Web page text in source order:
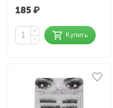
185₽
+
−
Купить